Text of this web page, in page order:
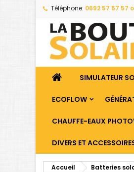
Téléphone: 0692 57 57 57
SIMULATEUR
ECOFLOW
CHAUFFE-EAUX
DIVERS ET
Accueil Batteries